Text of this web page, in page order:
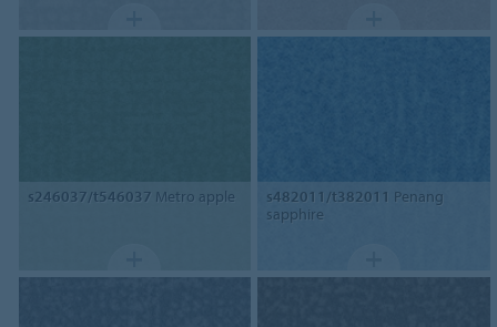
s246037/t546037 Metro apple s482011/t382011 Penang
sapphire